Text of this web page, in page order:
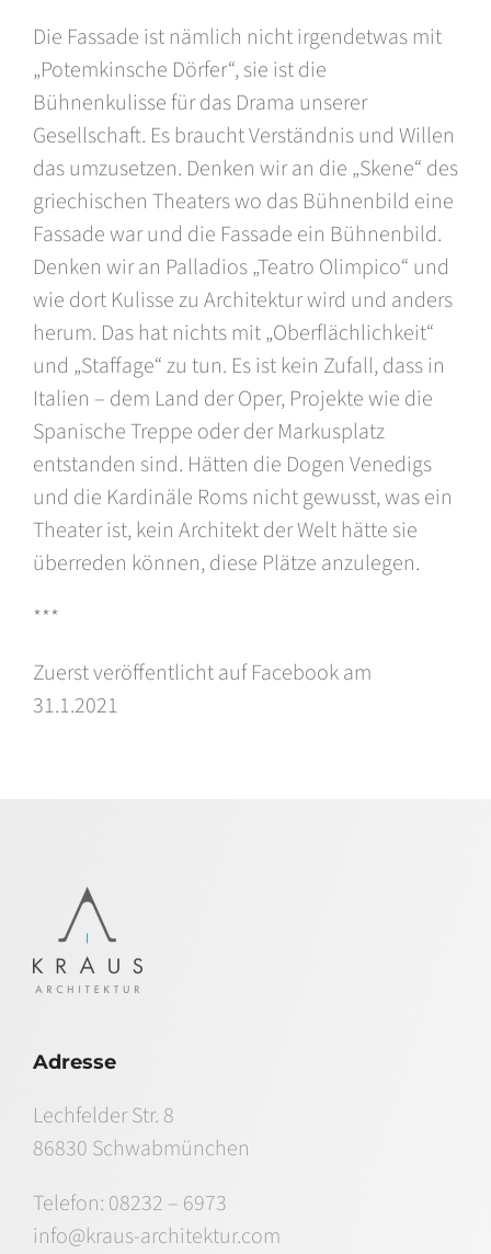
Die Fassade ist nämlich nicht irgendetwas mit
„Potemkinsche Dörfer“, sie ist die
Bühnenkulisse für das Drama unserer
Gesellschaft. Es braucht Verständnis und Willen
das umzusetzen. Denken wir an die „Skene“ des
griechischen Theaters wo das Bühnenbild eine
Fassade war und die Fassade ein Bühnenbild.
Denken wir an Palladios „Teatro Olimpico“ und
wie dort Kulisse zu Architektur wird und anders
herum. Das hat nichts mit „Oberflächlichkeit“
und „Staffage“ zu tun. Es ist kein Zufall, dass in
Italien – dem Land der Oper, Projekte wie die
Spanische Treppe oder der Markusplatz
entstanden sind. Hätten die Dogen Venedigs
und die Kardinäle Roms nicht gewusst, was ein
Theater ist, kein Architekt der Welt hätte sie
überreden können, diese Plätze anzulegen.
***
Zuerst veröffentlicht auf Facebook am
31.1.2021
Adresse
Lechfelder Str. 8
86830 Schwabmünchen
Telefon: 08232 – 6973
info@kraus-architektur.com